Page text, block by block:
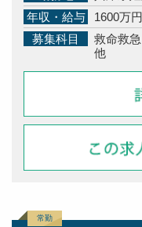
年収・給与
1600万
募集科目
救命救
他